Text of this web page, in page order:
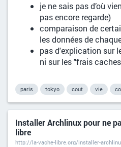
je ne sais pas d’où
pas encore regarde)
comparaison de
les données de
pas d'explication sur
ni sur les "frais
paris tokyo cout vie
Installer Archlinux pour ne
libre
http://la-vache-libre.org/installer-